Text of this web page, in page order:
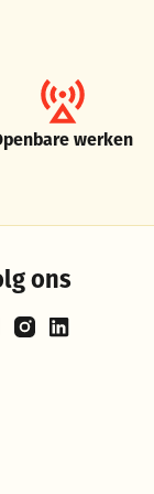
werken
ons
Instagram
LinkedIn